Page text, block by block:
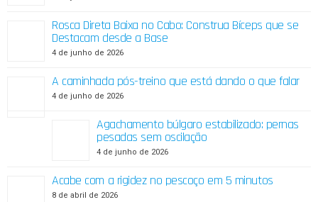
Rosca Direta Baixa no Cabo: Construa Bíceps que se
Destacam desde a Base
4 de junho de 2026
A caminhada pós-treino que está dando o que falar
4 de junho de 2026
Agachamento búlgaro estabilizado: pernas
pesadas sem oscilação
4 de junho de 2026
Acabe com a rigidez no pescoço em 5 minutos
8 de abril de 2026